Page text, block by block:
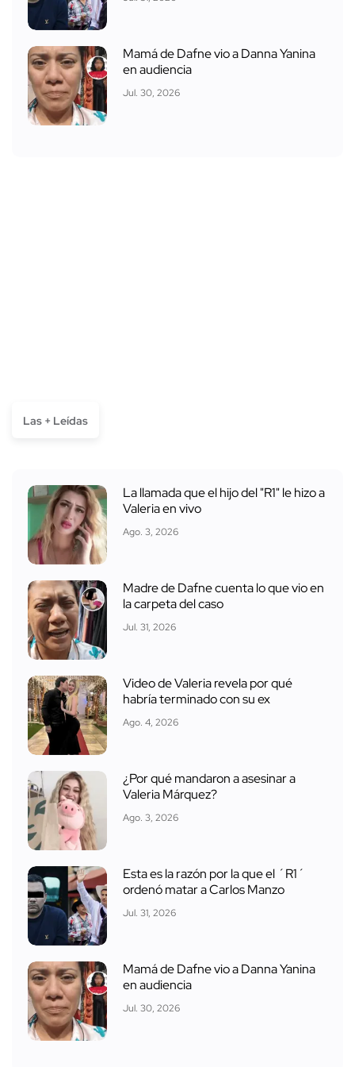
Mamá de Dafne vio a Danna Yanina
en audiencia
Jul. 30, 2026
Las + Leídas
La llamada que el hijo del "R1" le hizo a
Valeria en vivo
Ago. 3, 2026
Madre de Dafne cuenta lo que vio en
la carpeta del caso
Jul. 31, 2026
Video de Valeria revela por qué
habría terminado con su ex
Ago. 4, 2026
¿Por qué mandaron a asesinar a
Valeria Márquez?
Ago. 3, 2026
Esta es la razón por la que el ´R1´
ordenó matar a Carlos Manzo
Jul. 31, 2026
Mamá de Dafne vio a Danna Yanina
en audiencia
Jul. 30, 2026